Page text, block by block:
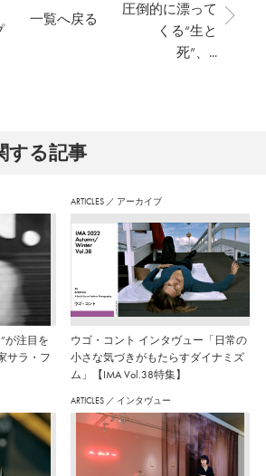
圧倒的に漂って
くる“生と
死”、...
一覧へ戻る
する記事
が注目を
サラ・フ
ARTICLES ／ アーカイブ
ウゴ・コント インタヴュー「日常の
小さな気づきがもたらすダイナミズ
ム」【IMA Vol.38特集】
ARTICLES ／ インタヴュー